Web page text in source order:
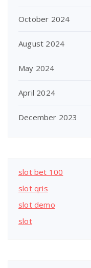
October 2024
August 2024
May 2024
April 2024
December 2023
slot bet 100
slot qris
slot demo
slot